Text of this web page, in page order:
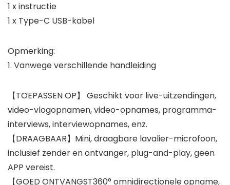
1 x instructie
1 x Type-C USB-kabel
Opmerking:
1. Vanwege verschillende handleiding
【TOEPASSEN OP】 Geschikt voor live-uitzendingen,
video-vlogopnamen, video-opnames, programma-
interviews, interviewopnames, enz.
【DRAAGBAAR】Mini, draagbare lavalier-microfoon,
inclusief zender en ontvanger, plug-and-play, geen
APP vereist.
【GOED ONTVANGST360° omnidirectionele opname,